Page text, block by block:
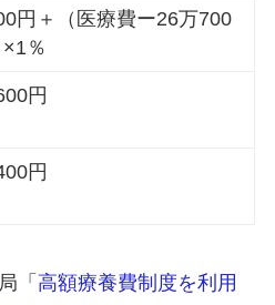
円＋（医療費ー26万700
％
円
円
「 高額療養費制度を利用